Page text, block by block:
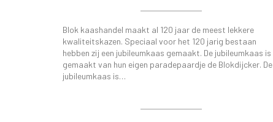
Blok kaashandel maakt al 120 jaar de meest lekkere
kwaliteitskazen. Speciaal voor het 120 jarig bestaan
hebben zij een jubileumkaas gemaakt. De jubileumkaas is
gemaakt van hun eigen paradepaardje de Blokdijcker. De
jubileumkaas is…